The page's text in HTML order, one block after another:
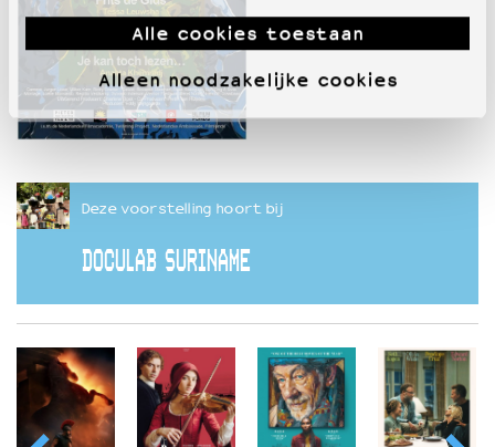
Alle cookies toestaan
Alleen noodzakelijke cookies
Deze voorstelling hoort bij
DOCULAB SURINAME